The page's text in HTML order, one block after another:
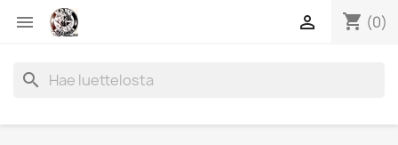
 shopping_cart (0)

search